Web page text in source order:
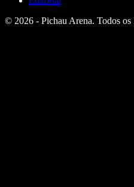
© 2026 - Pichau Arena. Todos os